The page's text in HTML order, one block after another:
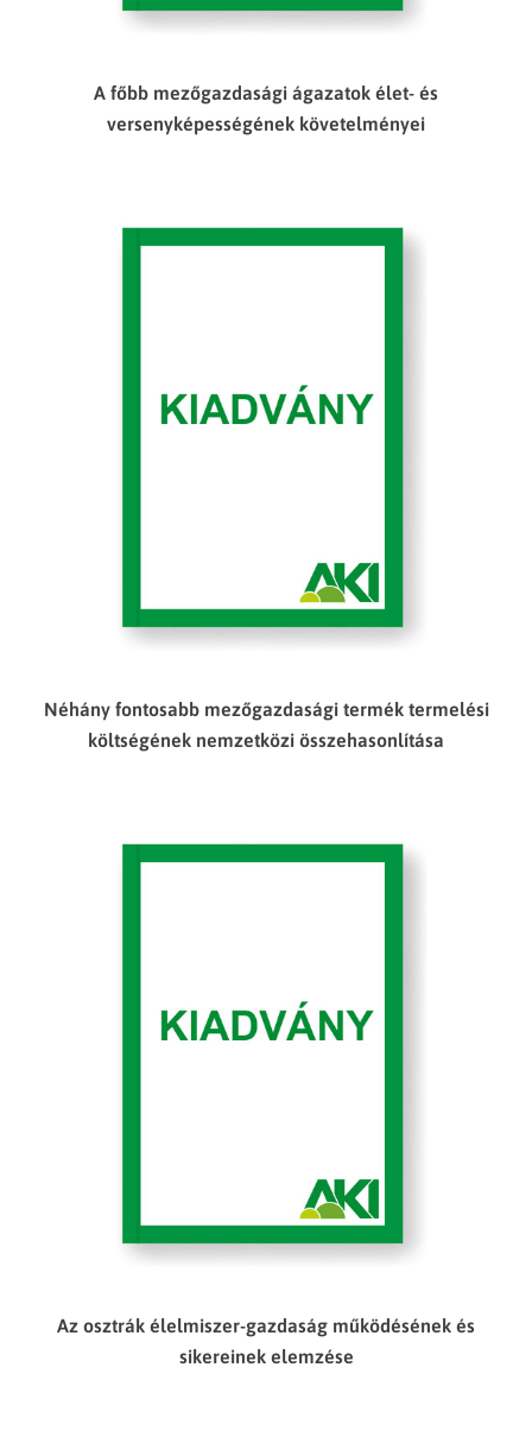
A főbb mezőgazdasági ágazatok élet- és
versenyképességének követelményei
Néhány fontosabb mezőgazdasági termék termelési
költségének nemzetközi összehasonlítása
Az osztrák élelmiszer-gazdaság működésének és
sikereinek elemzése